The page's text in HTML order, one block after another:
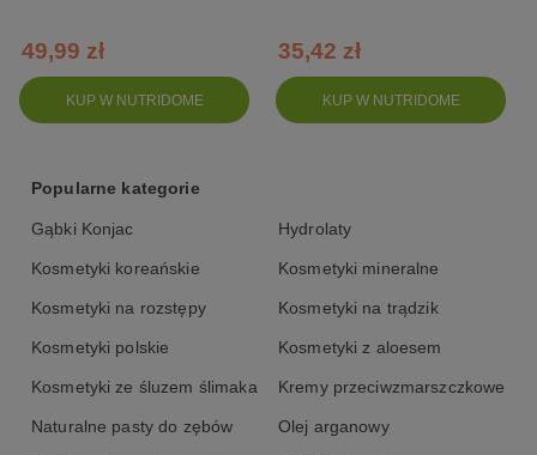
KUP W NUTRIDOME
49,99 zł
KUP W NUTRIDOME
35,42 zł
Popularne kategorie
Gąbki Konjac Hydrolaty
Kosmetyki koreańskie Kosmetyki mineralne
Kosmetyki na rozstępy Kosmetyki na trądzik
Kosmetyki polskie Kosmetyki z aloesem
Kosmetyki ze śluzem ślimaka Kremy przeciwzmarszczkowe
Naturalne pasty do zębów Olej arganowy